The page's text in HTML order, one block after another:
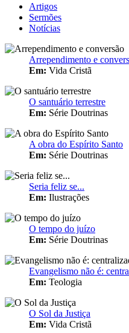
Artigos
Sermões
Notícias
Arrependimento e
Em: Vida Cristã
O santuário terrestre
Em: Série Doutrinas
A obra do Espírito Santo
Em: Série Doutrinas
Seria feliz se...
Em: Ilustrações
O tempo do juízo
Em: Série Doutrinas
Evangelismo não é:
Em: Teologia
O Sol da Justiça
Em: Vida Cristã